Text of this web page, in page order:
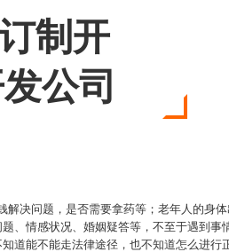
制开
公司
决问题，是否需要拿药等；老年人的身
、情感状况、婚姻疑答等，不至于遇到事
道能不能走法律途径，也不知道怎么进行